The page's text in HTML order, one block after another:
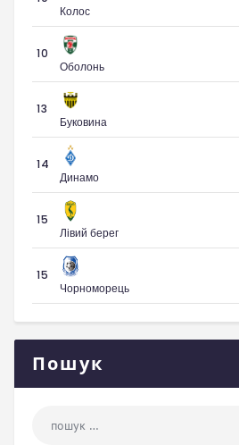
Колос
10
Оболонь
13
Буковина
14
Динамо
15
Лівий берег
15
Чорноморець
Пошук